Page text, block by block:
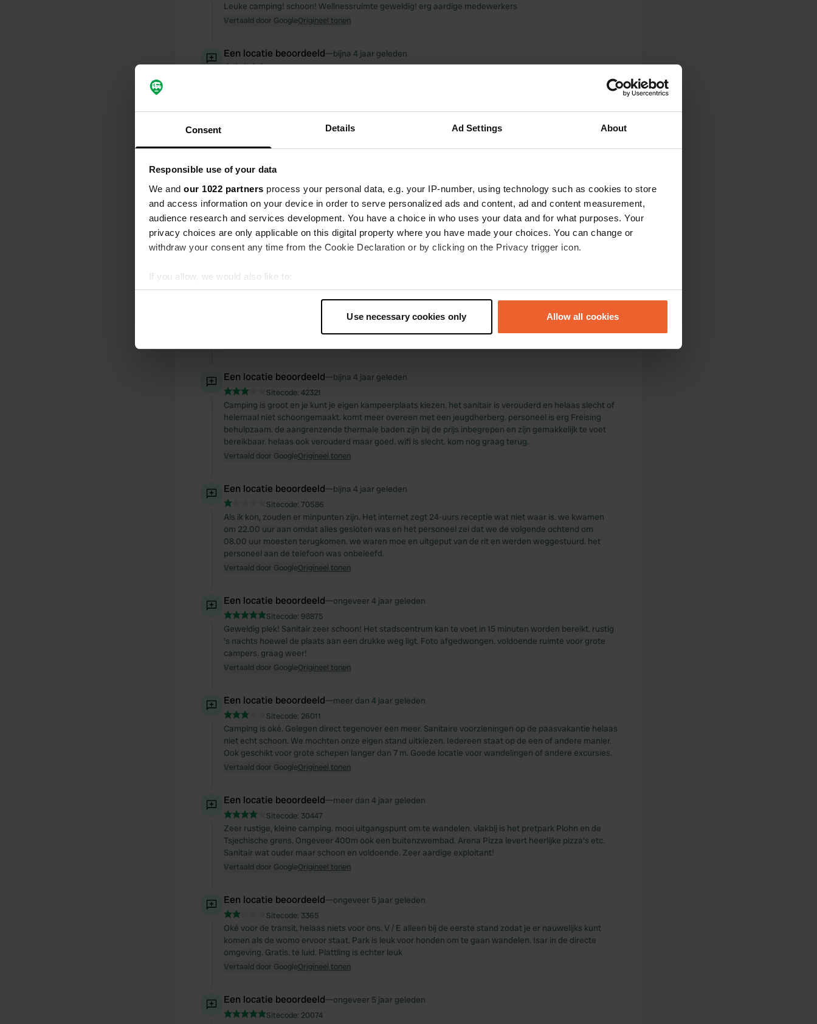
Consent Details Ad Settings About
Responsible use of your data
We and our 1022 partners process your personal data, e.g. your IP-number, using technology such as cookies to store
and access information on your device in order to serve personalized ads and content, ad and content measurement,
audience research and services development. You have a choice in who uses your data and for what purposes. Your
privacy choices are only applicable on this digital property where you have made your choices. You can change or
withdraw your consent any time from the Cookie Declaration or by clicking on the Privacy trigger icon.
If you allow, we would also like to:
Collect information about your geographical location which can be accurate to within several meters
Find out more about how your personal data is processed and set your preferences in the
other information that you’ve provided to them or that they’ve collected from your use of their services.
Use necessary cookies only Allow all cookies
Leuke camping! schoon! Wellnessruimte geweldig! erg aardige medewerkers
Vertaald door GoogleOrigineel tonen
Een locatie beoordeeld—bijna 4 jaar geleden
personeel. Sanitaire voorzieningen schoon. korte loopafstand van het centrum. het thermale meer ligt
camping. Hond en kind welkom. heb 62€ voor 2 nachten inclusief elektriciteit
Vertaald door Google
Een locatie beoordeeld
Sitecode: 29474
altijd blij! schoon sanitair! aardige baas. zijn er elk jaar. altijd mooi. Lidl in 6 min en met bus 2 of 2 A in 10
min in het stadscentrum.
Vertaald door Google Origineel tonen
Sitecode:
camping oke u kunt de plaats zelf kiezen. lekker schaduwrijk want er zijn veel bomen. Thermale baden
binnen handbereik. Sanitaire voorzieningen zijn een ramp en doen denken aan een stationstoilet.
douches vies en verouderd. een mindervalide douche is het acceptabele alternatief. verder rustig en
centraal gelegen. de markt is leuk. je kunt voor weinig geld e-bikes huren om de omgeving te verkennen.
Een locatie beoordeeld—bijna 4 jaar geleden
Sitecode: 42321
Camping is groot en je kunt je eigen kampeerplaats kiezen. het sanitair is verouderd en helaas slecht of
helemaal niet schoongemaakt. komt meer overeen met een jeugdherberg. personeel is erg Freising
behulpzaam. de aangrenzende thermale baden zijn bij de prijs inbegrepen en zijn gemakkelijk te voet
bereikbaar. helaas ook verouderd maar goed. wifi is slecht. kom nog graag terug.
Vertaald door GoogleOrigineel tonen
Een locatie beoordeeld—bijna 4 jaar geleden
Sitecode: 70586
Als ik kon, zouden er minpunten zijn. Het internet zegt 24-uurs receptie wat niet waar is. we kwamen
om 22.00 uur aan omdat alles gesloten was en het personeel zei dat we de volgende ochtend om
08.00 uur moesten terugkomen. we waren moe en uitgeput van de rit en werden weggestuurd. het
personeel aan de telefoon was onbeleefd.
Vertaald door GoogleOrigineel tonen
Een locatie beoordeeld—ongeveer 4 jaar geleden
Sitecode: 98875
Geweldig plek! Sanitair zeer schoon! Het stadscentrum kan te voet in 15 minuten worden bereikt. rustig
's nachts hoewel de plaats aan een drukke weg ligt. Foto afgedwongen. voldoende ruimte voor grote
campers. graag weer!
Vertaald door GoogleOrigineel tonen
Een locatie beoordeeld—meer dan 4 jaar geleden
Sitecode: 26011
Camping is oké. Gelegen direct tegenover een meer. Sanitaire voorzieningen op de paasvakantie helaas
niet echt schoon. We mochten onze eigen stand uitkiezen. Iedereen staat op de een of andere manier.
Ook geschikt voor grote schepen langer dan 7 m. Goede locatie voor wandelingen of andere excursies.
Vertaald door GoogleOrigineel tonen
Een locatie beoordeeld—meer dan 4 jaar geleden
Sitecode: 30447
Zeer rustige, kleine camping. mooi uitgangspunt om te wandelen. vlakbij is het pretpark Plohn en de
Tsjechische grens. Ongeveer 400m ook een buitenzwembad. Arena Pizza levert heerlijke pizza's etc.
Sanitair wat ouder maar schoon en voldoende. Zeer aardige exploitant!
Vertaald door GoogleOrigineel tonen
Een locatie beoordeeld—ongeveer 5 jaar geleden
Sitecode: 3365
Oké voor de transit, helaas niets voor ons. V / E alleen bij de eerste stand zodat je er nauwelijks kunt
komen als de womo ervoor staat. Park is leuk voor honden om te gaan wandelen. Isar in de directe
omgeving. Gratis. te luid. Plattling is echter leuk
Vertaald door GoogleOrigineel tonen
Een locatie beoordeeld—ongeveer 5 jaar geleden
Sitecode: 20074